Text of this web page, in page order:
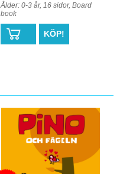
Ålder: 0-3 år, 16 sidor, Board
book
KÖP!